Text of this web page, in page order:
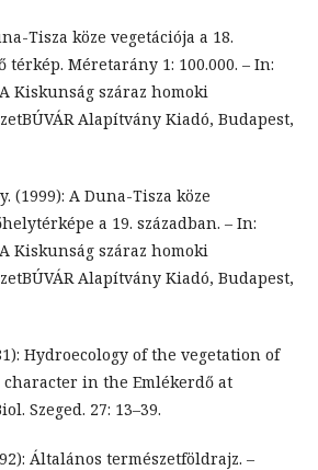
Tisza köze vegetációja a 18.
térkép. Méretarány 1: 100.000. – In:
Kiskunság száraz homoki
Alapítvány Kiadó, Budapest,
(1999): A Duna-Tisza köze
a 19. században. – In:
Kiskunság száraz homoki
Alapítvány Kiadó, Budapest,
Hydroecology of the vegetation of
in the Emlékerdő at
Szeged. 27: 13–39.
Általános természetföldrajz. –